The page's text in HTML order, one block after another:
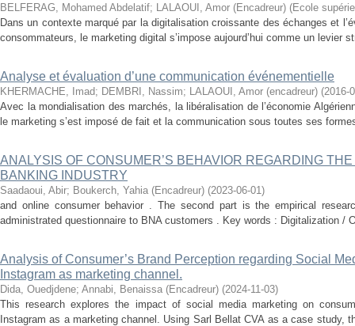
BELFERAG, Mohamed Abdelatif; LALAOUI, Amor (Encadreur) (Ecole
Dans un contexte marqué par la digitalisation croissante des échanges et
consommateurs, le marketing digital s’impose aujourd’hui comme un levier
Analyse et évaluation d’une communication événementielle
KHERMACHE, Imad; DEMBRI, Nassim; LALAOUI, Amor (encadreur) (2016-
Avec la mondialisation des marchés, la libéralisation de l’économie
le marketing s’est imposé de fait et la communication sous toutes ses
ANALYSIS OF CONSUMER’S BEHAVIOR REGARDING
BANKING INDUSTRY
Saadaoui, Abir; Boukerch, Yahia (Encadreur) (2023-06-01)
and online consumer behavior . The second part is the empirical
administrated questionnaire to BNA customers . Key words : Digitalization /
Analysis of Consumer’s Brand Perception regarding Social
Instagram as marketing channel.
Dida, Ouedjdene; Annabi, Benaissa (Encadreur) (2024-11-03)
This research explores the impact of social media marketing on
Instagram as a marketing channel. Using Sarl Bellat CVA as a case study,